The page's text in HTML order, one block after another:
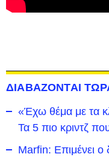
ΔΙΑΒΑΖΟΝΤΑΙ
«Έχω θέμα με τα
Τα 5 πιο κριντζ
Marfin: Επιμένει ο